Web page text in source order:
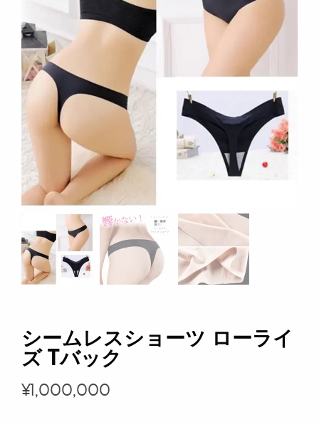
シームレスショーツ ローライ
ズ Tバック
¥1,000,000
Twitter
Copyright © 2019, All rights reserved.